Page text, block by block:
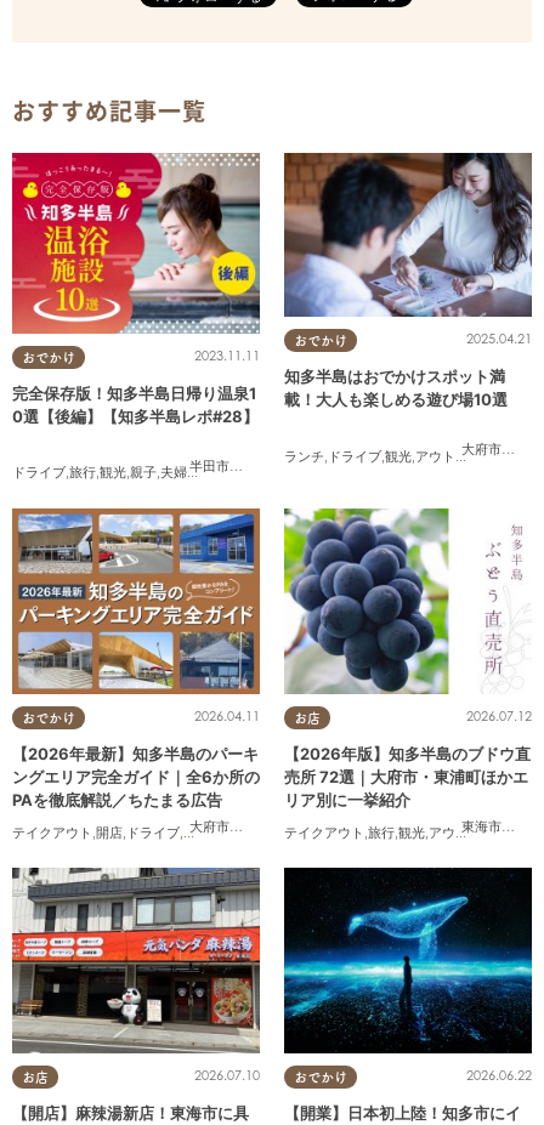
おすすめ記事一覧
おでかけ
半田市
,常滑市 南知多町
2023.11.11
完全保存版！知多半島日帰り温泉1
0選【後編】【知多半島レポ#28】
ドライブ,旅行,観光,親子,夫婦,家族,知多半島レポ
おでかけ
大府市
,東浦
2025.04.21
知多半島はおでかけスポット満
載！大人も楽しめる遊び場10選
ランチ, ドライブ,観光,アウトドア , 親子,
おでかけ
大府市阿久比町,美浜町
2026.04.11
【2026年最新】知多半島のパーキ
ングエリア完全ガイド｜全6か所の
PAを徹底解説／ちたまる広告
テイクアウト ,開店, ドライブ,観光, ちたまる広告,夫婦 ,家族 ,カップル,おひとりさま, 友人
お店
東海市大府
2026.07.12
【2026年版】知多半島のブドウ直
売所 72選｜大府市・東浦町ほかエ
リア別に一挙紹介
テイクアウト ,旅行,観光,アウトドア , まちネ
お店 2026.07.10
【開店】麻辣湯新店！東海市に具
おでかけ 2026.06.22
【開業】日本初上陸！知多市にイ